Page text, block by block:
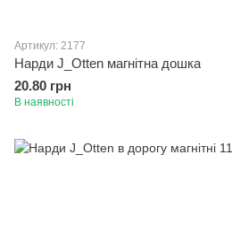
Артикул: 2177
Нарди J_Otten магнітна дошка
20.80 грн
В наявності